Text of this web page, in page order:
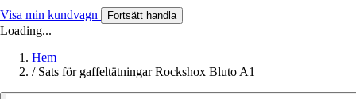
Visa min kundvagn Fortsätt handla
Loading...
Hem
/ Sats för gaffeltätningar Rockshox Bluto A1